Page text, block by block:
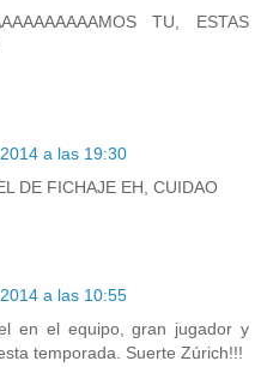
TU, ESTAS
a las 19:30
DE FICHAJE EH, CUIDAO
a las 10:55
en el equipo, gran jugador y
temporada. Suerte Zúrich!!!